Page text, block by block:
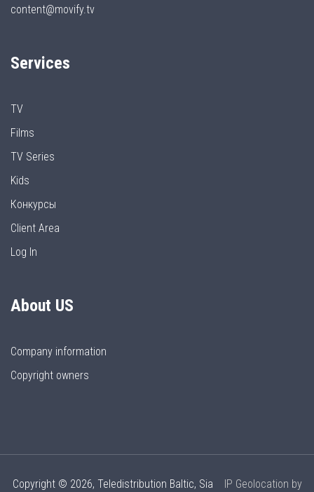
content@movify.tv
Services
TV
Films
TV Series
Kids
Конкурсы
Client Area
Log In
About US
Company information
Copyright owners
Copyright © 2026, Teledistribution Baltic, Sia IP Geolocation by